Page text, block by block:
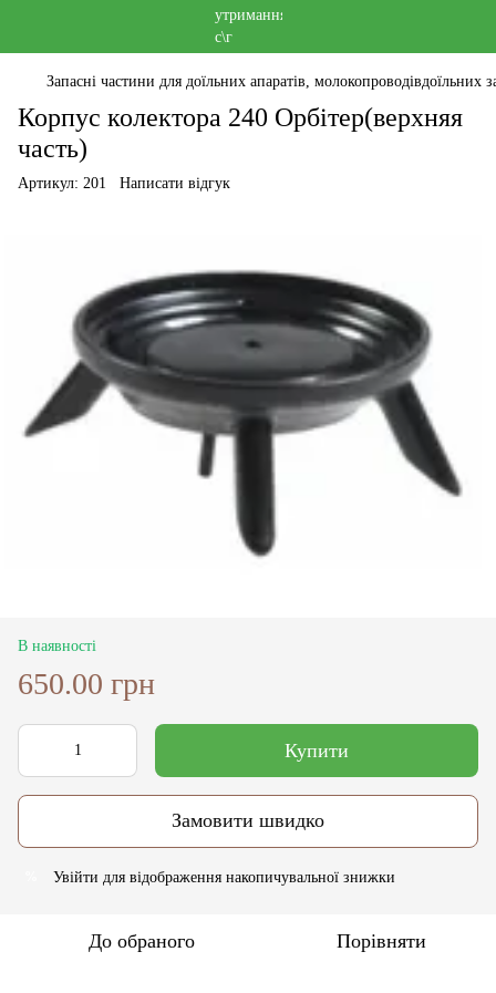
Запасні частини для доїльних апаратів, молокопроводівдоїльних
Корпус колектора 240 Орбітер(верхняя
часть)
Артикул: 201 Написати відгук
В наявності
650.00 грн
Купити
Замовити швидко
Увійти для відображення накопичувальної знижки
До обраного Порівняти